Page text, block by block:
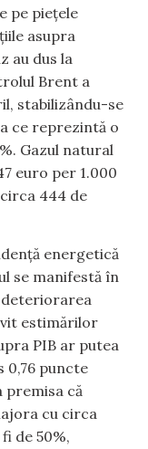
pe piețele
asupra
au dus la
Brent a
stabilizându-se
ce reprezintă o
Gazul natural
euro per 1.000
444 de
energetică
se manifestă în
estimărilor
PIB ar putea
0,76 puncte
premisa că
cu circa
de 50%,